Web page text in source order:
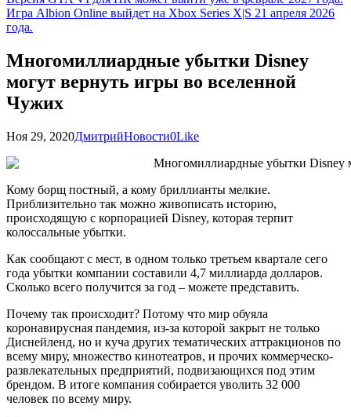
Игра Albion Online выйдет на Xbox Series X|S 21 апреля 2026
года.
Многомиллиардные убытки Disney
могут вернуть игры во вселенной
Чужих
Ноя 29, 2020ДмитрийНовости0Like
Кому борщ постный, а кому бриллианты мелкие.
Приблизительно так можно живописать историю,
происходящую с корпорацией Disney, которая терпит
колоссальные убытки.
Как сообщают с мест, в одном только третьем квартале сего
года убытки компании составили 4,7 миллиарда долларов.
Сколько всего получится за год – можете представить.
Почему так происходит? Потому что мир обуяла
коронавирусная пандемия, из-за которой закрыт не только
Диснейленд, но и куча других тематических аттракционов по
всему миру, множество кинотеатров, и прочих коммерческо-
развлекательных предприятий, подвизающихся под этим
брендом. В итоге компания собирается уволить 32 000
человек по всему миру.